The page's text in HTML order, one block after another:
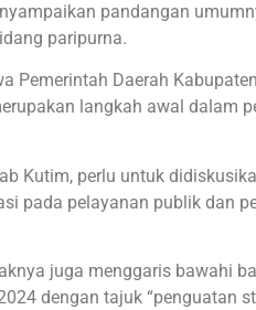
pandangan
paripurna.
Pemerintah Daerah
langkah awal dalam
Kutim, perlu untuk
pada pelayanan publik dan
juga menggaris bawahi
dengan tajuk “penguatan